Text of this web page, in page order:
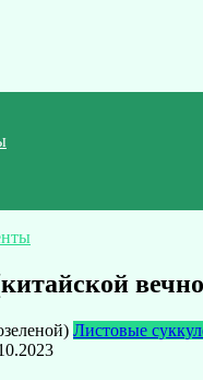
Листовые